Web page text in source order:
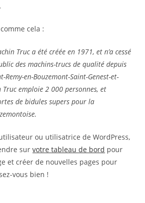
cela :
Truc a été créée en 1971, et n’a cessé
des machins-trucs de qualité depuis
Remy-en-Bouzemont-Saint-Genest-et-
Truc emploie 2 000 personnes, et
de bidules supers pour la
ou utilisatrice de WordPress,
survotre tableau de bord pour
et créer de nouvelles pages pour
vous bien !